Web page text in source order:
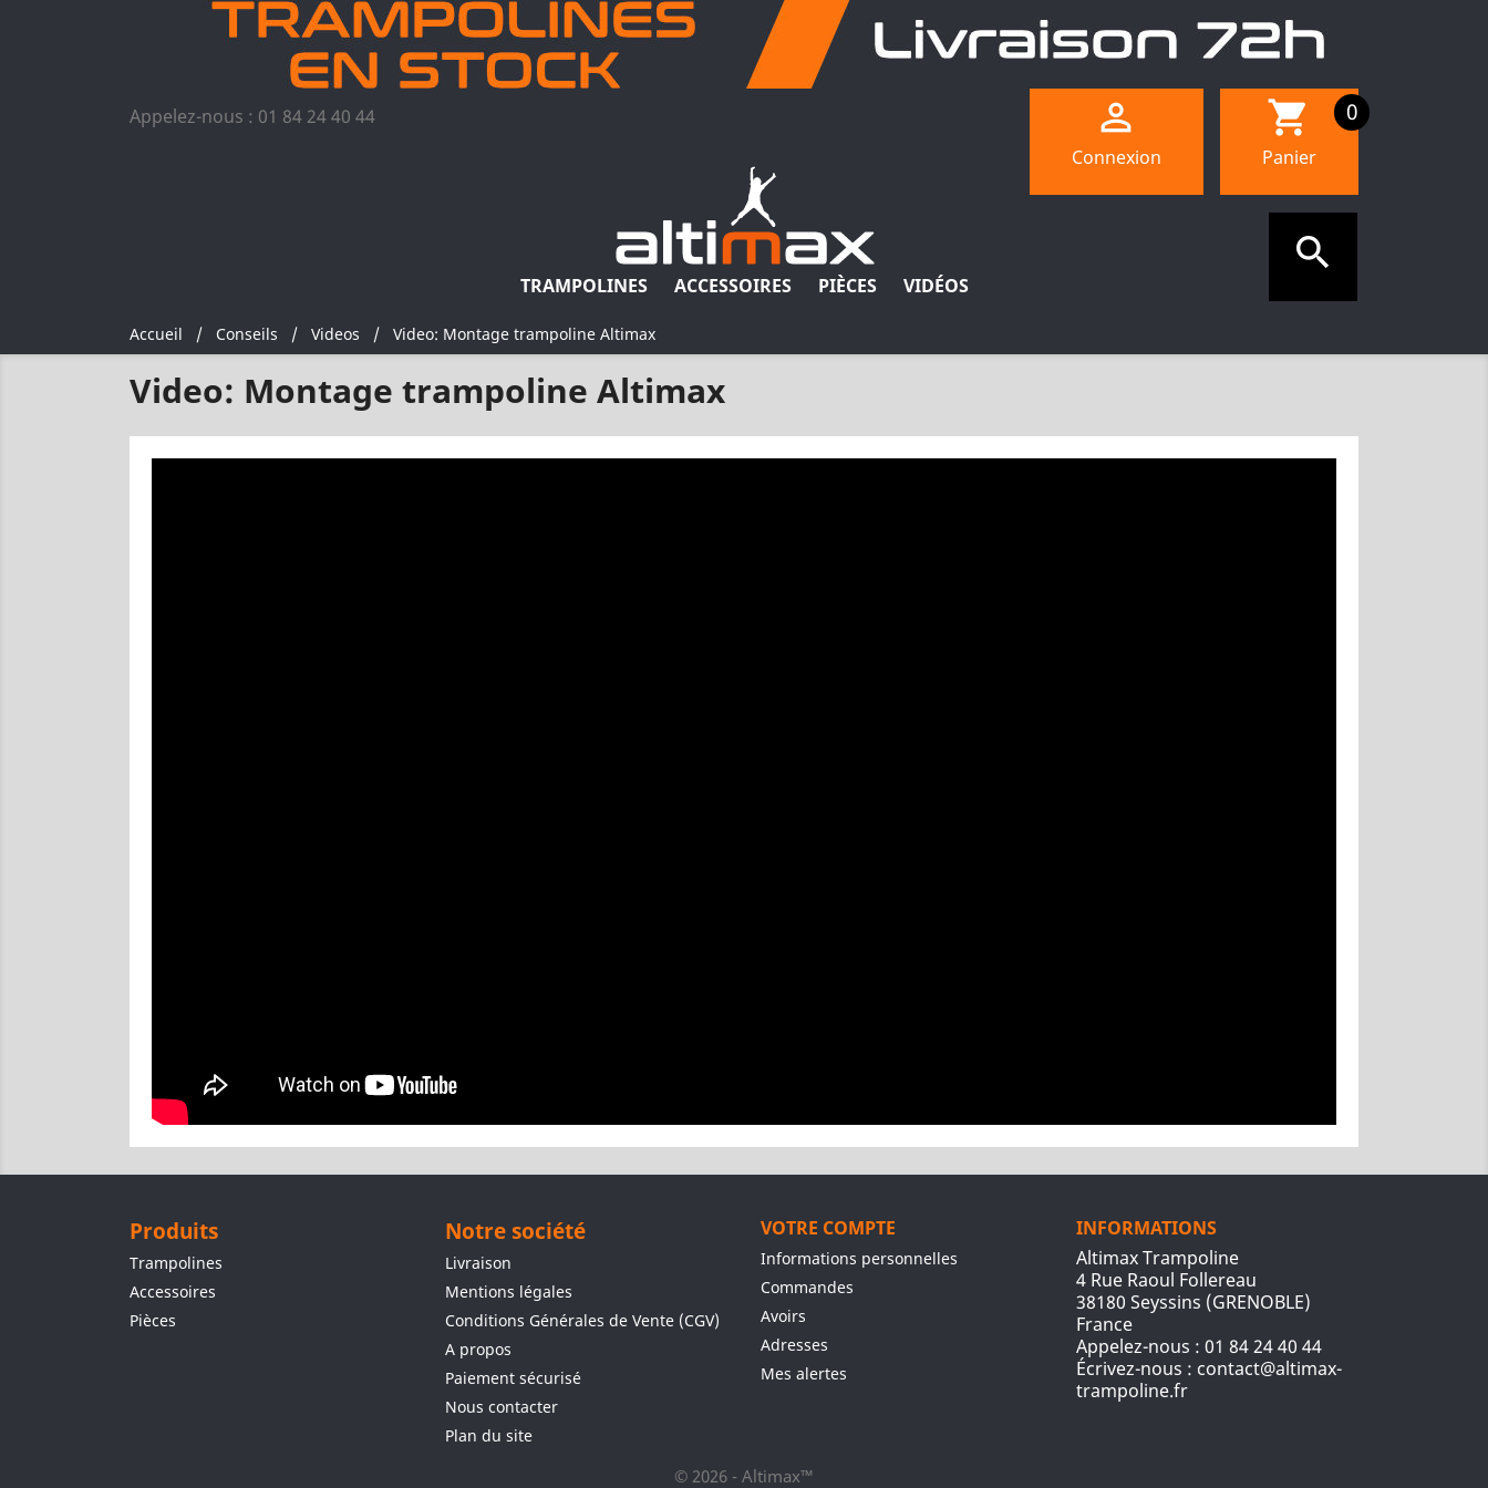
Appelez-nous : 01 84 24 40 44 
Connexion
shopping_cart
Panier
0

TRAMPOLINES ACCESSOIRES PIÈCES VIDÉOS
Accueil Conseils Videos Video: Montage trampoline Altimax
Video: Montage trampoline Altimax
Produits
Trampolines
Accessoires
Pièces
Notre société
Livraison
Mentions légales
Conditions Générales de Vente (CGV)
A propos
Paiement sécurisé
Nous contacter
Plan du site
VOTRE COMPTE
Informations personnelles
Commandes
Avoirs
Adresses
Mes alertes
INFORMATIONS
Altimax Trampoline
4 Rue Raoul Follereau
38180 Seyssins (GRENOBLE)
France
Appelez-nous : 01 84 24 40 44
Écrivez-nous : contact@altimax-
trampoline.fr
© 2026 - Altimax™